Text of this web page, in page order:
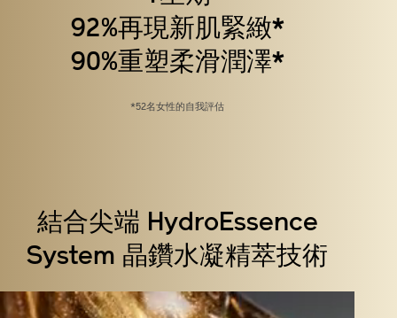
92%再現新肌緊緻*
90%重塑柔滑潤澤*
*52名女性的自我評估
結合尖端 HydroEssence
System 晶鑽水凝精萃技術